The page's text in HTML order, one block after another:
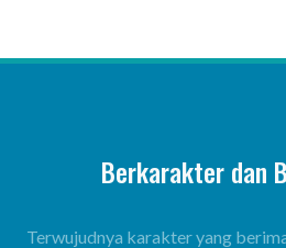
Berkarakter dan
Terwujudnya karakter yang